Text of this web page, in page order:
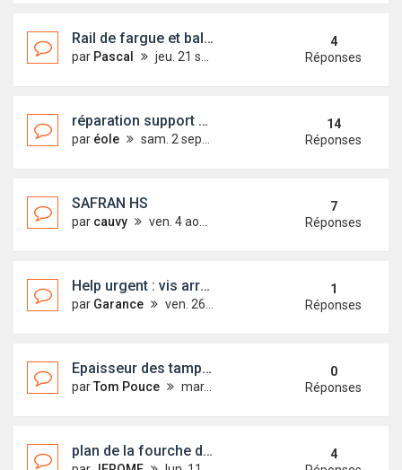
Rail de fargue et balcon arrière
par Pascal jeu. 21 sept. 2017 20:38
4
Réponses
réparation support moteur
par éole sam. 2 sept. 2017 17:37
14
Réponses
SAFRAN HS
par cauvy ven. 4 août 2017 17:33
7
Réponses
Help urgent : vis arrachées
par Garance ven. 26 mai 2017 22:37
1
Réponses
Epaisseur des tampons de dérive ?
parTom Pouce mar. 16 mai 2017 22:20
0
Réponses
plan de la fourche de matage/dematage
4